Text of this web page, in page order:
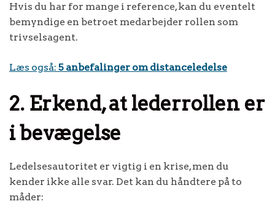
Hvis du har for mange i reference, kan du eventelt
bemyndige en betroet medarbejder rollen som
trivselsagent.
Læs også: 5 anbefalinger om distanceledelse
2. Erkend, at lederrollen er
i bevægelse
Ledelsesautoritet er vigtig i en krise, men du
kender ikke alle svar. Det kan du håndtere på to
måder: